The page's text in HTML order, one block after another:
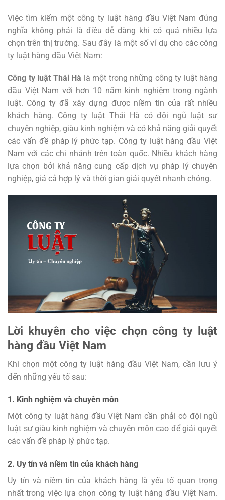
Việc tìm kiếm một công ty luật hàng đầu Việt Nam đúng
nghĩa không phải là điều dễ dàng khi có quá nhiều lựa
chọn trên thị trường. Sau đây là một số ví dụ cho các công
ty luật hàng đầu Việt Nam:
Công ty luật Thái Hà là một trong những công ty luật hàng
đầu Việt Nam với hơn 10 năm kinh nghiệm trong ngành
luật. Công ty đã xây dựng được niềm tin của rất nhiều
khách hàng. Công ty luật Thái Hà có đội ngũ luật sư
chuyên nghiệp, giàu kinh nghiệm và có khả năng giải quyết
các vấn đề pháp lý phức tạp. Công ty luật hàng đầu Việt
Nam với các chi nhánh trên toàn quốc. Nhiều khách hàng
lựa chọn bởi khả năng cung cấp dịch vụ pháp lý chuyên
nghiệp, giá cả hợp lý và thời gian giải quyết nhanh chóng.
Lời khuyên cho việc chọn công ty luật
hàng đầu Việt Nam
Khi chọn một công ty luật hàng đầu Việt Nam, cần lưu ý
đến những yếu tố sau:
1. Kinh nghiệm và chuyên môn
Một công ty luật hàng đầu Việt Nam cần phải có đội ngũ
luật sư giàu kinh nghiệm và chuyên môn cao để giải quyết
các vấn đề pháp lý phức tạp.
2. Uy tín và niềm tin của khách hàng
Uy tín và niềm tin của khách hàng là yếu tố quan trọng
nhất trong việc lựa chọn công ty luật hàng đầu Việt Nam.